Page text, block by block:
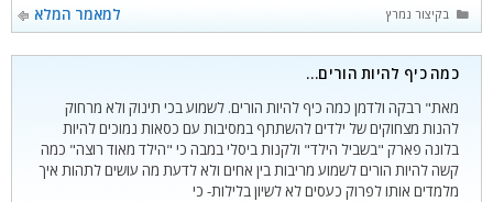
למאמר המלא
קטגוריות
בקיצור נמרץ
כמה כיף להיות הורים…
מאת" רבקה ולדמן כמה כיף להיות הורים. לשמוע בכי תינוק ולא מרחוק
להנות מצחוקים של ילדים להשתתף במסיבות עם כסאות נמוכים להיות
בלונה פארק "בשביל הילד" ולקנות ביסלי במבה כי "הילד מאוד רוצה" כמה
קשה להיות הורים לשמוע מריבות בין אחים ולא לדעת מה עושים לתהות איך
מלמדים אותו לפרוק כעסים לא לשיון בלילות- כי